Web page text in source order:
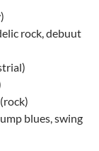
rock, debuut
(rock)
blues, swing